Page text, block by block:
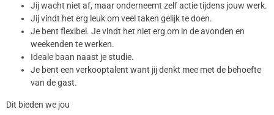
Jij wacht niet af, maar onderneemt zelf actie tijdens jouw werk.
Jij vindt het erg leuk om veel taken gelijk te doen.
Je bent flexibel. Je vindt het niet erg om in de avonden en
weekenden te werken.
Ideale baan naast je studie.
Je bent een verkooptalent want jij denkt mee met de behoefte
van de gast.
Dit bieden we jou